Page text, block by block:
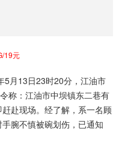
19元
5月13日23时20分，江油市
称：江油市中坝镇东二巷有
赴现场。经了解，系一名顾
腕不慎被碗划伤，已通知